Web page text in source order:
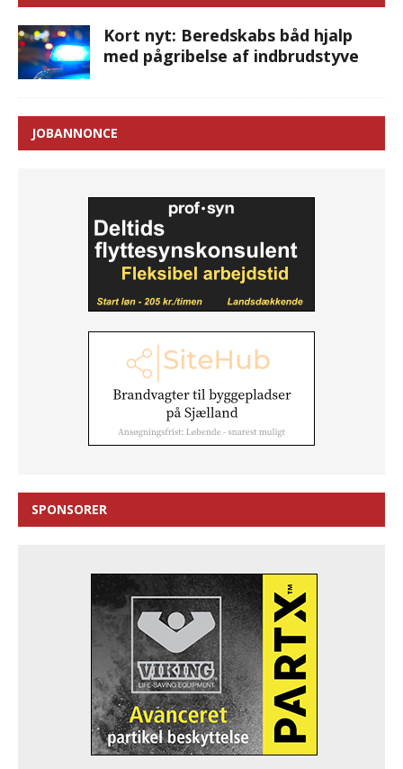
Kort nyt: Beredskabs båd hjalp
med pågribelse af indbrudstyve
JOBANNONCE
SPONSORER